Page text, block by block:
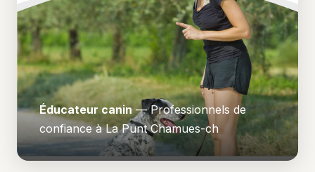
Éducateur canin — Professionnels de
confiance à La Punt Chamues-ch